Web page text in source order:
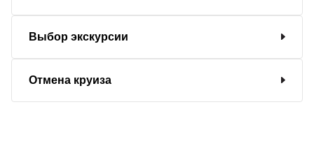
Выбор экскурсии
Отмена круиза